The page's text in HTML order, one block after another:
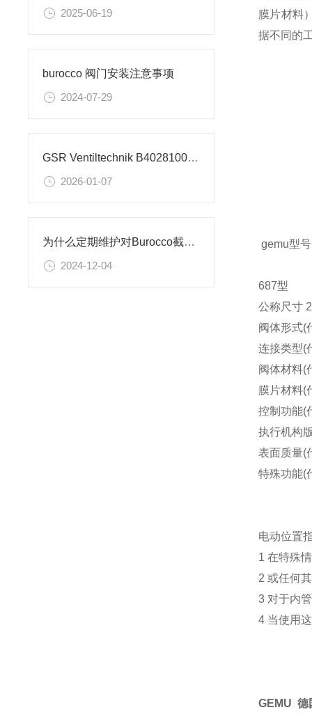
2025-06-19
burocco 阀门安装注意事项
2024-07-29
GSR Ventiltechnik B40281002.032X 截止阀的技术参数
2026-01-07
为什么定期维护对Burocco截止阀至关重要？
2024-12-04
膜片材料
据不同的
gemu型
687型
公称尺寸
阀体形式(
连接类型(
阀体材料(
膜片材料(
控制功能(
执行机构
表面质量(
特殊功能(
电动位置
1 在特殊
2 或任何
3 对于内
4 当使用
GEMU 德